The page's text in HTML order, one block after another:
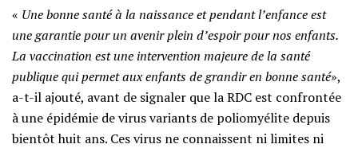
« Une bonne santé à la naissance et pendant l’enfance est
une garantie pour un avenir plein d’espoir pour nos enfants.
La vaccination est une intervention majeure de la santé
publique qui permet aux enfants de grandir en bonne santé»,
a-t-il ajouté, avant de signaler que la RDC est confrontée
à une épidémie de virus variants de poliomyélite depuis
bientôt huit ans. Ces virus ne connaissent ni limites ni